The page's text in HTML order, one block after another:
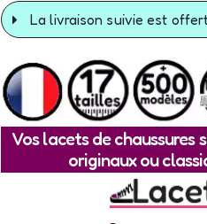
La livraison suivie est
Vos lacets de chaussures
originaux ou